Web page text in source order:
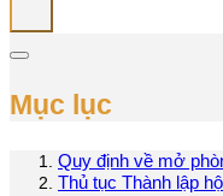
Mục lục
Quy định về mở
Thủ tục Thành lập